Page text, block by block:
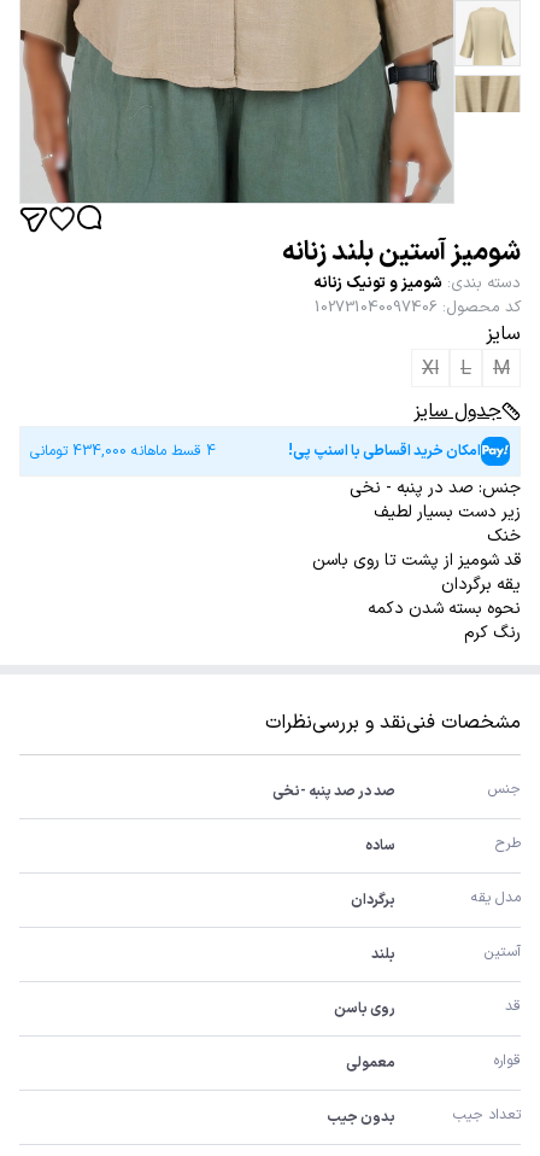
شومیز آستین بلند زنانه
دسته بندی: شومیز و تونیک زنانه
کد محصول:
102731040097406
سایز
M
L
Xl
جدول سایز
امکان خرید اقساطی با اسنپ پی! 4 قسط ماهانه 434,000 تومانی
جنس: صد در پنبه - نخی
زیر دست بسیار لطیف
خنک
قد شومیز از پشت تا روی باسن
یقه برگردان
نحوه بسته شدن دکمه
رنگ کرم
مشخصات فنینقد و بررسینظرات
جنس صد در صد پنبه -نخی
طرح ساده
مدل یقه برگردان
آستین بلند
قد روی باسن
قواره معمولی
تعداد جیب بدون جیب